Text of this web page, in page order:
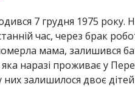
7 грудня 1975 року.
час, через брак
мама, залишився
наразі проживає у
них залишилося двоє